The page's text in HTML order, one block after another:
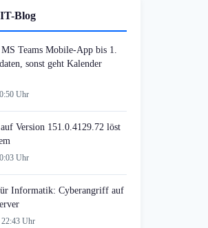
Blog
Teams Mobile-App bis 1.
sonst geht Kalender
Uhr
Version 151.0.4129.72 löst
Uhr
Informatik: Cyberangriff auf
22:43 Uhr